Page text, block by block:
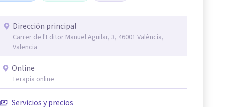
Dirección principal
Carrer de l'Editor Manuel Aguilar, 3, 46001 València,
Valencia
Online
Terapia online
Servicios y precios